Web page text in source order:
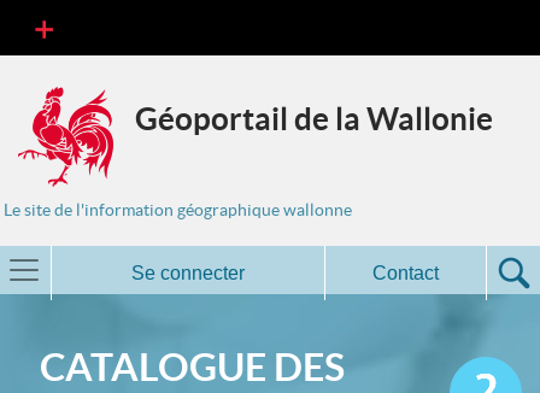
Géoportail de la Wallonie
Le site de l'information géographique wallonne
Se connecter Contact
CATALOGUE DES